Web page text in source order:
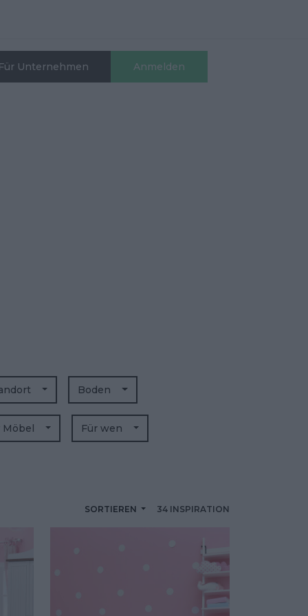
Für Unternehmen Anmelden
SORTIEREN 34 INSPIRATION
Boden
Möbel Für wen